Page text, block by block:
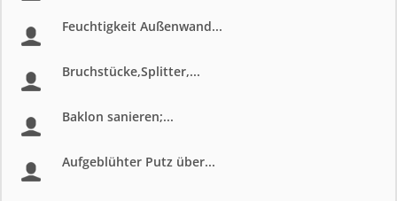
Feuchtigkeit Außenwand...
Bruchstücke,Splitter,...
Baklon sanieren;...
Aufgeblühter Putz über...